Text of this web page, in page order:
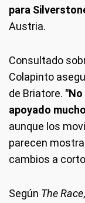
para
Austria.
Consultado
Colapinto
de Briatore.
apoyado
aunque los
parecen
cambios a
Según The Race,